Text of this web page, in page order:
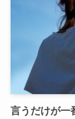
言うだけが一